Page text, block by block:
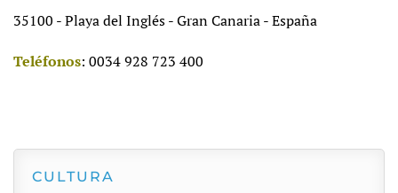
35100 - Playa del Inglés - Gran Canaria - España
Teléfonos: 0034 928 723 400
CULTURA